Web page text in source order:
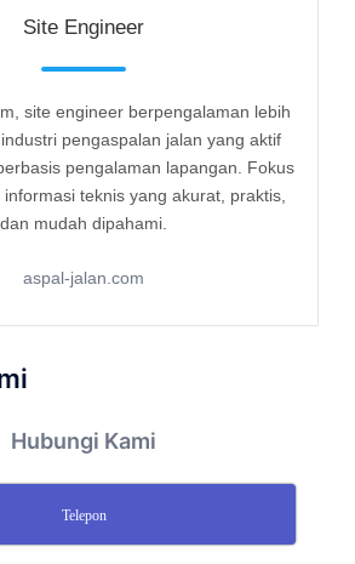
Site Engineer
site engineer berpengalaman lebih
pengaspalan jalan yang aktif
pengalaman lapangan. Fokus
teknis yang akurat, praktis,
dan mudah dipahami.
aspal-jalan.com
Hubungi Kami
Telepon